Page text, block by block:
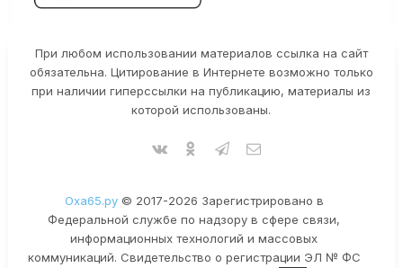
При любом использовании материалов ссылка на сайт
обязательна. Цитирование в Интернете возможно только
при наличии гиперссылки на публикацию, материалы из
которой использованы.
Оха65.ру© 2017-2026 Зарегистрировано в
Федеральной службе по надзору в сфере связи,
информационных технологий и массовых
коммуникаций. Свидетельство о регистрации ЭЛ № ФС